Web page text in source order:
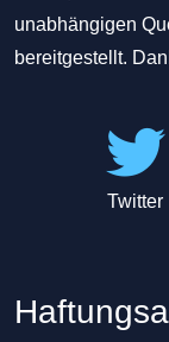
unabhängigen
bereitgestellt.
Twitter